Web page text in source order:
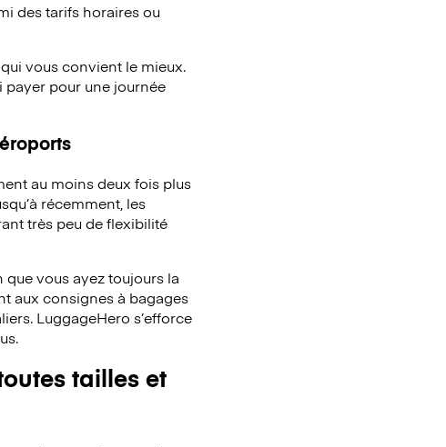
des tarifs horaires ou
vous convient le mieux.
payer pour une journée
au moins deux fois plus
récemment, les
très peu de flexibilité
vous ayez toujours la
aux consignes à bagages
LuggageHero s’efforce
tailles et